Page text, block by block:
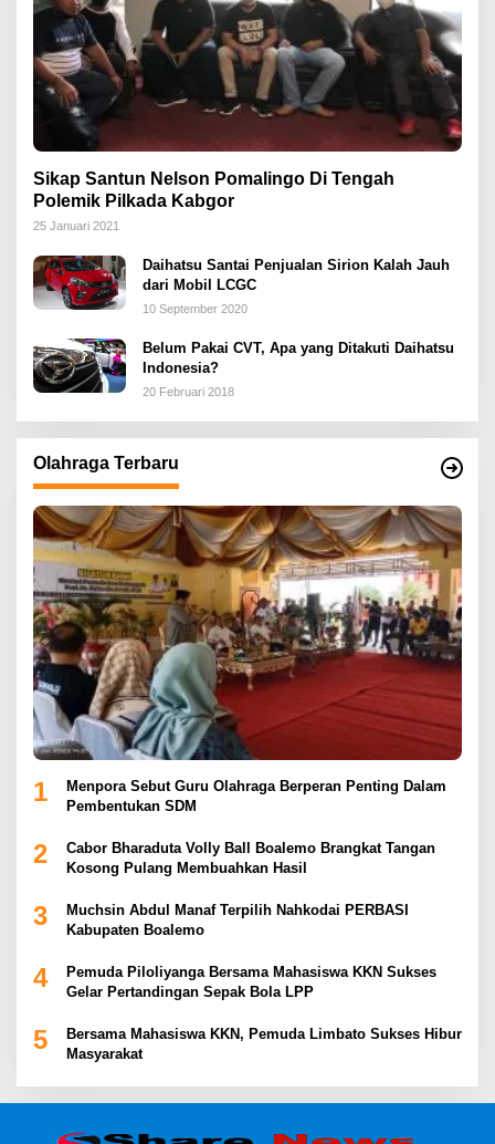
Sikap Santun Nelson Pomalingo Di Tengah
Polemik Pilkada Kabgor
25 Januari 2021
Daihatsu Santai Penjualan Sirion Kalah Jauh
dari Mobil LCGC
10 September 2020
Belum Pakai CVT, Apa yang Ditakuti Daihatsu
Indonesia?
20 Februari 2018
Olahraga Terbaru
1
Menpora Sebut Guru Olahraga Berperan Penting Dalam
Pembentukan SDM
2
Cabor Bharaduta Volly Ball Boalemo Brangkat Tangan
Kosong Pulang Membuahkan Hasil
3
Muchsin Abdul Manaf Terpilih Nahkodai PERBASI
Kabupaten Boalemo
4
Pemuda Piloliyanga Bersama Mahasiswa KKN Sukses
Gelar Pertandingan Sepak Bola LPP
5
Bersama Mahasiswa KKN, Pemuda Limbato Sukses Hibur
Masyarakat